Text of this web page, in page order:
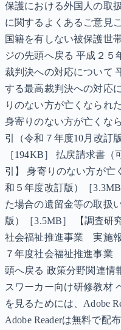
保護における外国人の取
に関するよくあるご意見
国籍を有しない被保護世
ジの先頭へ戻る 平成２５
裁判決への対応について
する最高裁判決への対応
りのない方が亡くなられ
身寄りのない方が亡くな
引（令和７年度10月改訂
［194KB］ 払戻請求書
引】 身寄りのない方が亡
和５年度改訂版）［
た場合の遺留金等の取扱
版）［3.5MB］ 【調査
社会福祉推進事業 実施
７年度社会福祉推進事
頭へ戻る 政策分野関連情
スワーカー向け研修教材
を見るためには、Adobe
Adobe Readerは無料で配